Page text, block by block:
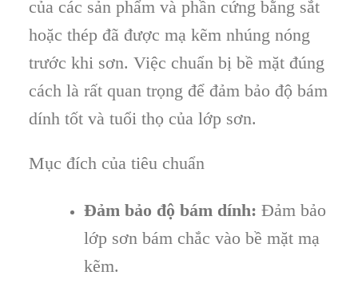
của các sản phẩm và phần cứng bằng sắt
hoặc thép đã được mạ kẽm nhúng nóng
trước khi sơn. Việc chuẩn bị bề mặt đúng
cách là rất quan trọng để đảm bảo độ bám
dính tốt và tuổi thọ của lớp sơn.
Mục đích của tiêu chuẩn
Đảm bảo độ bám dính: Đảm bảo
lớp sơn bám chắc vào bề mặt mạ
kẽm.